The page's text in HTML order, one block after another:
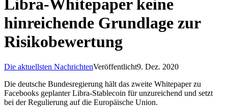
Libra-Whitepaper keine
hinreichende Grundlage zur
Risikobewertung
Die aktuellsten NachrichtenVeröffentlicht9. Dez. 2020
Die deutsche Bundesregierung hält das zweite Whitepaper zu
Facebooks geplanter Libra-Stablecoin für unzureichend und setzt
bei der Regulierung auf die Europäische Union.